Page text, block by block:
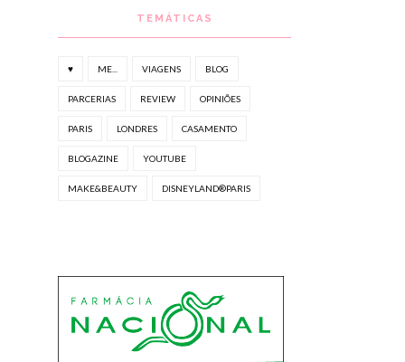
TEMÁTICAS
♥ ME... VIAGENS BLOG
PARCERIAS REVIEW OPINIÕES
PARIS LONDRES CASAMENTO
BLOGAZINE YOUTUBE
MAKE&BEAUTY DISNEYLAND®PARIS